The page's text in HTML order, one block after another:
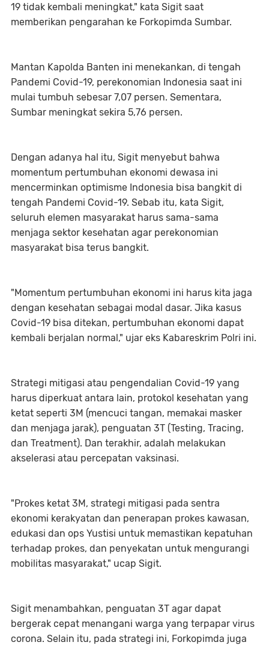
19 tidak kembali meningkat," kata Sigit saat
memberikan pengarahan ke Forkopimda Sumbar.
Mantan Kapolda Banten ini menekankan, di tengah
Pandemi Covid-19, perekonomian Indonesia saat ini
mulai tumbuh sebesar 7,07 persen. Sementara,
Sumbar meningkat sekira 5,76 persen.
Dengan adanya hal itu, Sigit menyebut bahwa
momentum pertumbuhan ekonomi dewasa ini
mencerminkan optimisme Indonesia bisa bangkit di
tengah Pandemi Covid-19. Sebab itu, kata Sigit,
seluruh elemen masyarakat harus sama-sama
menjaga sektor kesehatan agar perekonomian
masyarakat bisa terus bangkit.
"Momentum pertumbuhan ekonomi ini harus kita jaga
dengan kesehatan sebagai modal dasar. Jika kasus
Covid-19 bisa ditekan, pertumbuhan ekonomi dapat
kembali berjalan normal," ujar eks Kabareskrim Polri ini.
Strategi mitigasi atau pengendalian Covid-19 yang
harus diperkuat antara lain, protokol kesehatan yang
ketat seperti 3M (mencuci tangan, memakai masker
dan menjaga jarak), penguatan 3T (Testing, Tracing,
dan Treatment). Dan terakhir, adalah melakukan
akselerasi atau percepatan vaksinasi.
"Prokes ketat 3M, strategi mitigasi pada sentra
ekonomi kerakyatan dan penerapan prokes kawasan,
edukasi dan ops Yustisi untuk memastikan kepatuhan
terhadap prokes, dan penyekatan untuk mengurangi
mobilitas masyarakat," ucap Sigit.
Sigit menambahkan, penguatan 3T agar dapat
bergerak cepat menangani warga yang terpapar virus
corona. Selain itu, pada strategi ini, Forkopimda juga